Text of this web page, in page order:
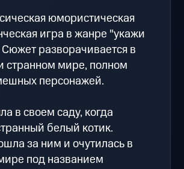
юмористическая
игра в жанре "укажи
разворачивается в
странном мире, полном
персонажей.
в своем саду, когда
белый котик.
за ним и очутилась в
под названием